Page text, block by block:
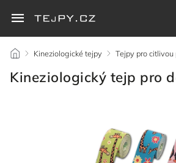
/ Kineziologické tejpy / Tejpy pro citlivou
Kineziologický tejp pro